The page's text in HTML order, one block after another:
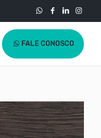
FALE CONOSCO